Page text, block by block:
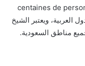
centaines de
العربية، ويعتبر الشيخ
مناطق السعودية.